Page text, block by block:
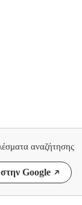
αναζήτησης
Google